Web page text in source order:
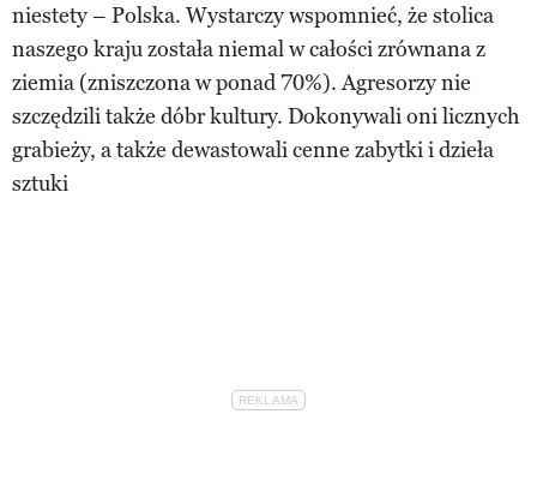
niestety – Polska. Wystarczy wspomnieć, że stolica
naszego kraju została niemal w całości zrównana z
ziemia (zniszczona w ponad 70%). Agresorzy nie
szczędzili także dóbr kultury. Dokonywali oni licznych
grabieży, a także dewastowali cenne zabytki i dzieła
sztuki